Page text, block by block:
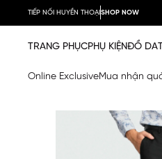
TIẾP NỐI HUYỀN THOẠISHOP NOW
TRANG PHỤCPHỤ KIỆNĐỒ DA
Online ExclusiveMua nhận